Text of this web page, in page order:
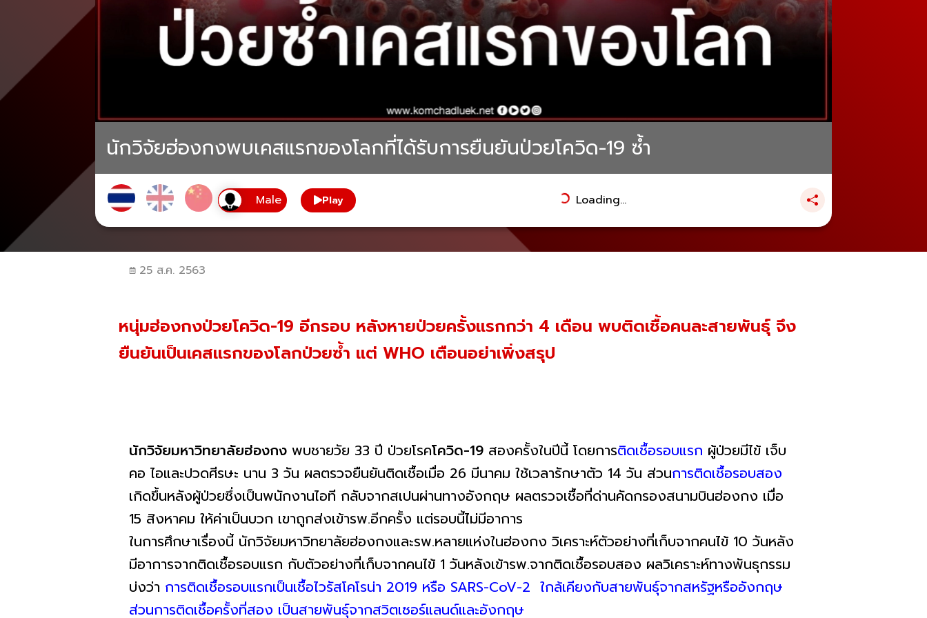
นักวิจัยฮ่องกงพบเคสแรกของโลกที่ได้รับการยืนยันป่วยโควิด-19 ซ้ำ
Play Loading...
25 ส.ค. 2563
หนุ่มฮ่องกงป่วยโควิด-19 อีกรอบ หลังหายป่วยครั้งแรกกว่า 4 เดือน พบติดเชื้อคนละสายพันธุ์ จึง
ยืนยันเป็นเคสแรกของโลกป่วยซ้ำ แต่ WHO เตือนอย่าเพิ่งสรุป
นักวิจัยมหาวิทยาลัยฮ่องกง พบชายวัย 33 ปี ป่วยโรคโควิด-19 สองครั้งในปีนี้ โดยการติดเชื้อรอบแรก ผู้ป่วยมีไข้ เจ็บ
คอ ไอและปวดศีรษะ นาน 3 วัน ผลตรวจยืนยันติดเชื้อเมื่อ 26 มีนาคม ใช้เวลารักษาตัว 14 วัน ส่วนการติดเชื้อรอบสอง
เกิดขึ้นหลังผู้ป่วยซึ่งเป็นพนักงานไอที กลับจากสเปนผ่านทางอังกฤษ ผลตรวจเชื้อที่ด่านคัดกรองสนามบินฮ่องกง เมื่อ
15 สิงหาคม ให้ค่าเป็นบวก เขาถูกส่งเข้ารพ.อีกครั้ง แต่รอบนี้ไม่มีอาการ
ในการศึกษาเรื่องนี้ นักวิจัยมหาวิทยาลัยฮ่องกงและรพ.หลายแห่งในฮ่องกง วิเคราะห์ตัวอย่างที่เก็บจากคนไข้ 10 วันหลัง
มีอาการจากติดเชื้อรอบแรก กับตัวอย่างที่เก็บจากคนไข้ 1 วันหลังเข้ารพ.จากติดเชื้อรอบสอง ผลวิเคราะห์ทางพันธุกรรม
บ่งว่า การติดเชื้อรอบแรกเป็นเชื้อไวรัสโคโรน่า 2019 หรือ SARS-CoV-2 ใกล้เคียงกับสายพันธุ์จากสหรัฐหรืออังกฤษ
ส่วนการติดเชื้อครั้งที่สอง เป็นสายพันธุ์จากสวิตเซอร์แลนด์และอังกฤษ